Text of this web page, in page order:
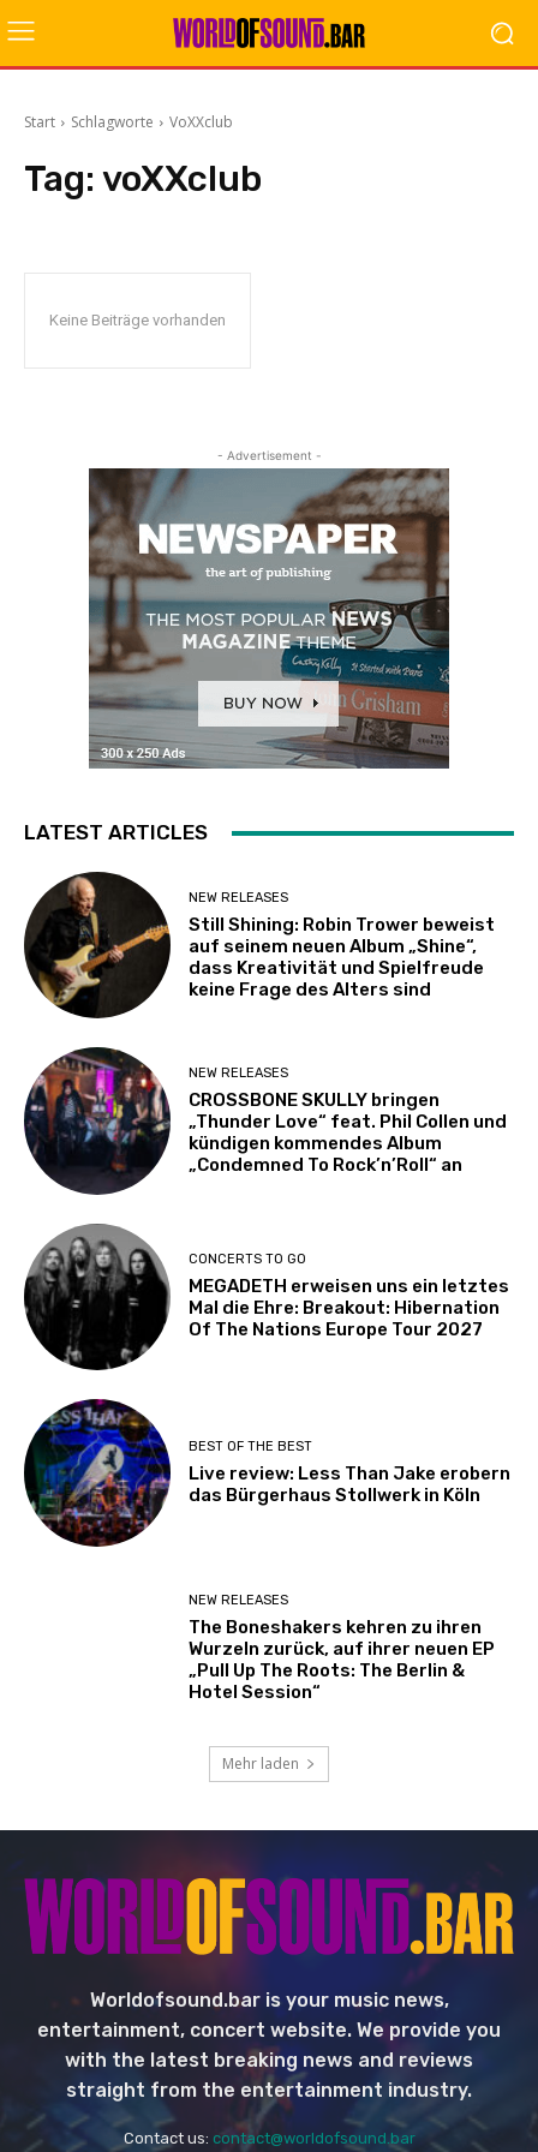
Start Schlagworte VoXXclub
Tag: voXXclub
Keine Beiträge vorhanden
- Advertisement -
LATEST ARTICLES
NEW RELEASES
Still Shining: Robin Trower beweist
auf seinem neuen Album „Shine“,
dass Kreativität und Spielfreude
keine Frage des Alters sind
NEW RELEASES
CROSSBONE SKULLY bringen
„Thunder Love“ feat. Phil Collen und
kündigen kommendes Album
„Condemned To Rock’n’Roll“ an
CONCERTS TO GO
MEGADETH erweisen uns ein letztes
Mal die Ehre: Breakout: Hibernation
Of The Nations Europe Tour 2027
BEST OF THE BEST
Live review: Less Than Jake erobern
das Bürgerhaus Stollwerk in Köln
NEW RELEASES
The Boneshakers kehren zu ihren
Wurzeln zurück, auf ihrer neuen EP
„Pull Up The Roots: The Berlin &
Hotel Session“
Mehr laden
Worldofsound.bar is your music news,
entertainment, concert website. We provide you
with the latest breaking news and reviews
straight from the entertainment industry.
Contact us: contact@worldofsound.bar